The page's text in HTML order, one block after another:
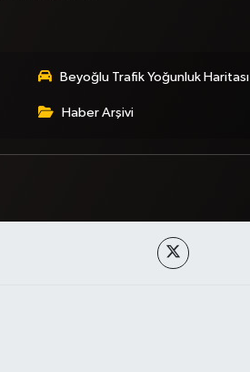
Beyoğlu Trafik Yoğunluk Haritası
Haber Arşivi